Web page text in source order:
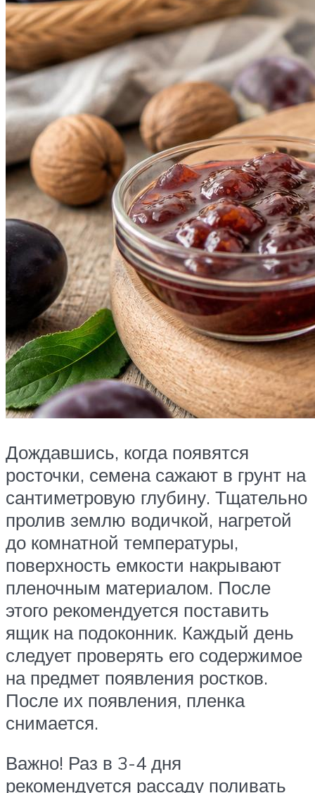
Дождавшись, когда появятся
росточки, семена сажают в грунт на
сантиметровую глубину. Тщательно
пролив землю водичкой, нагретой
до комнатной температуры,
поверхность емкости накрывают
пленочным материалом. После
этого рекомендуется поставить
ящик на подоконник. Каждый день
следует проверять его содержимое
на предмет появления ростков.
После их появления, пленка
снимается.
Важно! Раз в 3-4 дня
рекомендуется рассаду поливать